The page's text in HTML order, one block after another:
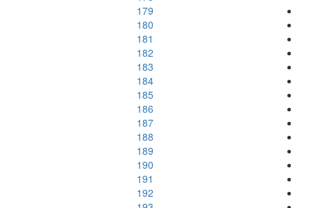
179
180
181
182
183
184
185
186
187
188
189
190
191
192